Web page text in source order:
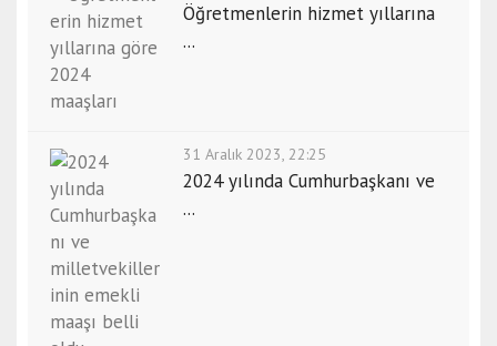
Öğretmenlerin hizmet yıllarına
...
31 Aralık 2023, 22:25
2024 yılında Cumhurbaşkanı ve
...